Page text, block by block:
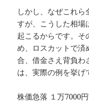
しかし、なぜこれ
すが、こうした相場
起こるからです。そ
め、ロスカットで済
合、借金さえ背負わ
は、実際の例を挙げ
株価急落 １万7000